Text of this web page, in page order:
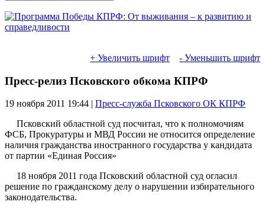
+ Увеличить шрифт - Уменьшить шрифт
Пресс-релиз Псковского обкома КПРФ
19 ноября 2011 19:44 | Пресс-служба Псковского ОК КПРФ
Псковский областной суд посчитал, что к полномочиям
ФСБ, Прокуратуры и МВД России не относится определение
наличия гражданства иностранного государства у кандидата
от партии «Единая Россия»
18 ноября 2011 года Псковский областной суд огласил
решение по гражданскому делу о нарушении избирательного
законодательства.